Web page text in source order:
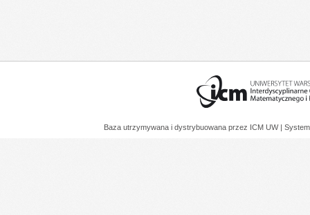
Baza utrzymywana i dystrybuowana przez ICM UW |